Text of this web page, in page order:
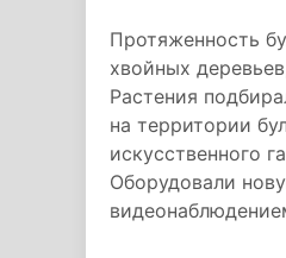
Протяженность
хвойных
Растения
на территории
искусственного
Оборудовали